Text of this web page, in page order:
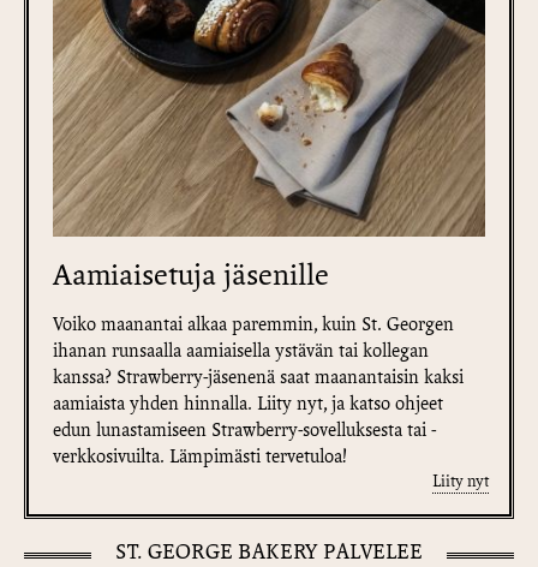
Aamiaisetuja jäsenille
Voiko maanantai alkaa paremmin, kuin St. Georgen
ihanan runsaalla aamiaisella ystävän tai kollegan
kanssa? Strawberry-jäsenenä saat maanantaisin kaksi
aamiaista yhden hinnalla. Liity nyt, ja katso ohjeet
edun lunastamiseen Strawberry-sovelluksesta tai -
verkkosivuilta. Lämpimästi tervetuloa!
Liity nyt
ST. GEORGE BAKERY PALVELEE